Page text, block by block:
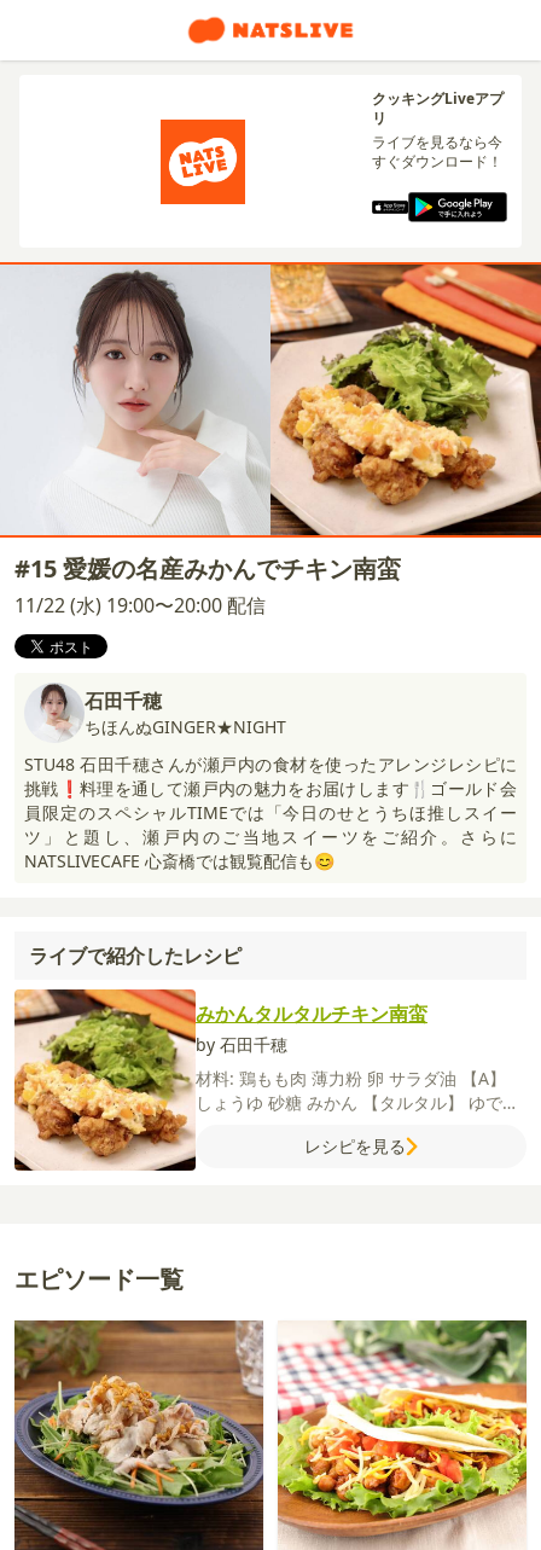
クッキングLiveアプ
リ
ライブを見るなら今
すぐダウンロード！
#15 愛媛の名産みかんでチキン南蛮
11/22 (水) 19:00〜20:00 配信
石田千穂
ちほんぬGINGER★NIGHT
STU48 石田千穂さんが瀬戸内の食材を使ったアレンジレシピに
挑戦❗️料理を通して瀬戸内の魅力をお届けします🍴ゴールド会
員限定のスペシャルTIMEでは「今日のせとうちほ推しスイー
ツ」と題し、瀬戸内のご当地スイーツをご紹介。さらに
NATSLIVECAFE 心斎橋では観覧配信も😊
ライブで紹介したレシピ
みかんタルタルチキン南蛮
by 石田千穂
材料: 鶏もも肉 薄力粉 卵 サラダ油
【A】
しょうゆ 砂糖 みかん 【タルタル】 ゆで卵
レシピを見る
エピソード一覧